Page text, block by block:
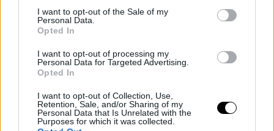
I want to opt-out of the Sale of my
Personal Data.
Opted In
I want to opt-out of processing my
Personal Data for Targeted Advertising.
Opted In
I want to opt-out of Collection, Use,
Retention, Sale, and/or Sharing of my
Personal Data that Is Unrelated with the
Purposes for which it was collected.
New Orleans Pelicans, el gran
beneficiado de la locura de
Diego Jiménez Rubio